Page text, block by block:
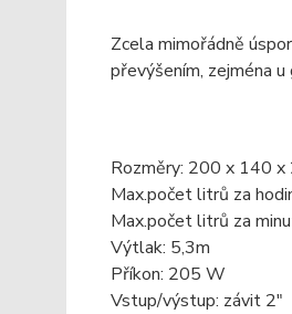
Zcela mimořádně
převýšením, zejména
Rozměry: 200 x 140 x
Max.počet litrů za
Max.počet litrů za
Výtlak: 5,3m
Příkon: 205 W
Vstup/výstup: závit 2"